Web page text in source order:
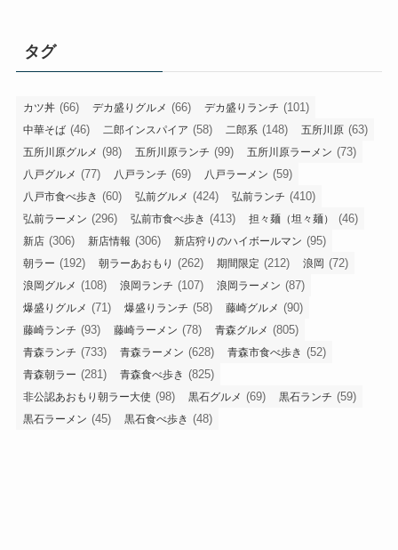
タグ
カツ丼 (66) デカ盛りグルメ (66) デカ盛りランチ (101)
中華そば (46) 二郎インスパイア (58) 二郎系 (148) 五所川原 (63)
五所川原グルメ (98) 五所川原ランチ (99) 五所川原ラーメン (73)
八戸グルメ (77) 八戸ランチ (69) 八戸ラーメン (59)
八戸市食べ歩き (60) 弘前グルメ (424) 弘前ランチ (410)
弘前ラーメン (296) 弘前市食べ歩き (413) 担々麺（坦々麺） (46)
新店 (306) 新店情報 (306) 新店狩りのハイボールマン (95)
朝ラー (192) 朝ラーあおもり (262) 期間限定 (212) 浪岡 (72)
浪岡グルメ (108) 浪岡ランチ (107) 浪岡ラーメン (87)
爆盛りグルメ (71) 爆盛りランチ (58) 藤崎グルメ (90)
藤崎ランチ (93) 藤崎ラーメン (78) 青森グルメ (805)
青森ランチ (733) 青森ラーメン (628) 青森市食べ歩き (52)
青森朝ラー (281) 青森食べ歩き (825)
非公認あおもり朝ラー大使 (98) 黒石グルメ (69) 黒石ランチ (59)
黒石ラーメン (45) 黒石食べ歩き (48)